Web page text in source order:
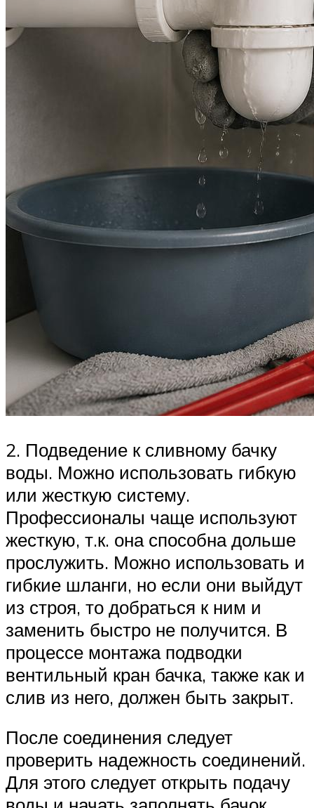
2. Подведение к сливному бачку
воды. Можно использовать гибкую
или жесткую систему.
Профессионалы чаще используют
жесткую, т.к. она способна дольше
прослужить. Можно использовать и
гибкие шланги, но если они выйдут
из строя, то добраться к ним и
заменить быстро не получится. В
процессе монтажа подводки
вентильный кран бачка, также как и
слив из него, должен быть закрыт.
После соединения следует
проверить надежность соединений.
Для этого следует открыть подачу